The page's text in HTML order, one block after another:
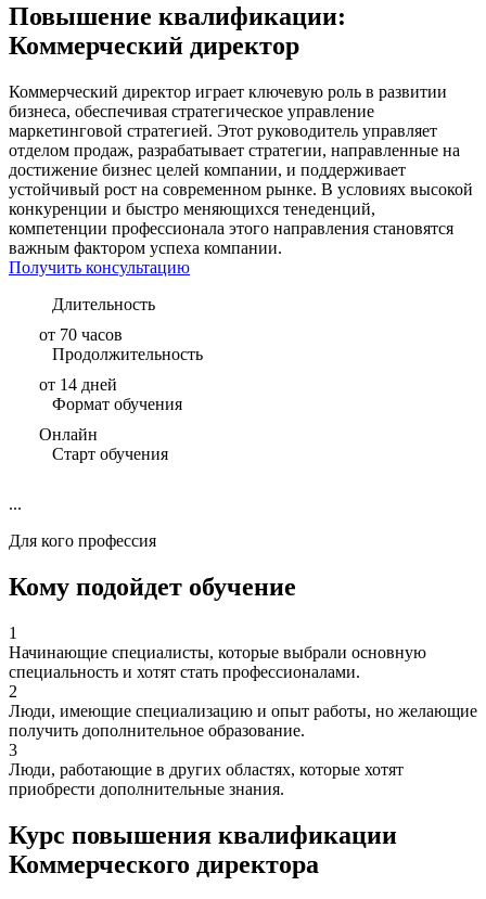
Повышение квалификации:
Коммерческий директор
Коммерческий директор играет ключевую роль в развитии
бизнеса, обеспечивая стратегическое управление
маркетинговой стратегией. Этот руководитель управляет
отделом продаж, разрабатывает стратегии, направленные на
достижение бизнес целей компании, и поддерживает
устойчивый рост на современном рынке. В условиях высокой
конкуренции и быстро меняющихся тенеденций,
компетенции профессионала этого направления становятся
важным фактором успеха компании.
Получить консультацию
Длительность
от 70 часов
Продолжительность
от 14 дней
Формат обучения
Онлайн
Старт обучения
...
Для кого профессия
Кому подойдет обучение
1
Начинающие специалисты, которые выбрали основную
специальность и хотят стать профессионалами.
2
Люди, имеющие специализацию и опыт работы, но желающие
получить дополнительное образование.
3
Люди, работающие в других областях, которые хотят
приобрести дополнительные знания.
Курс повышения квалификации
Коммерческого директора